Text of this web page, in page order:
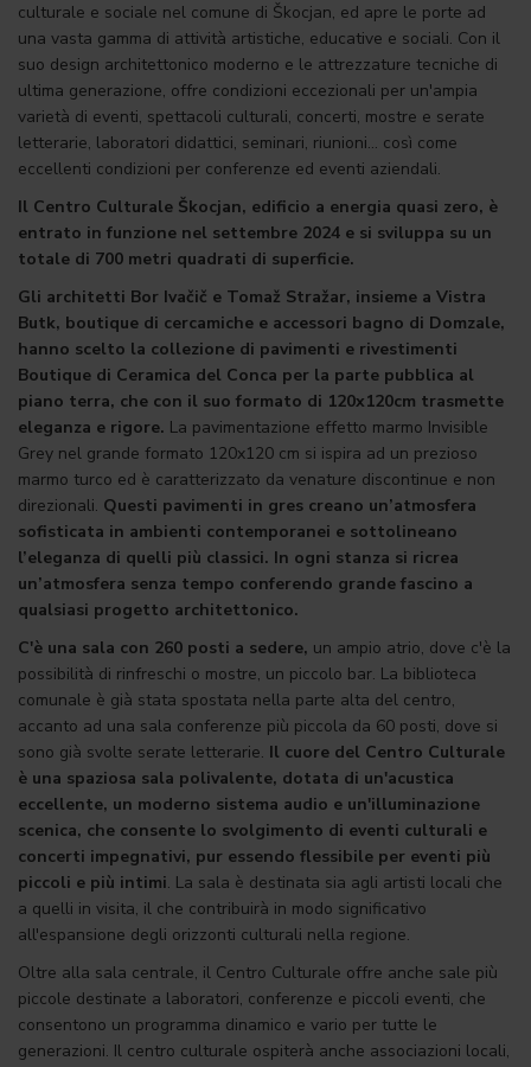
culturale e sociale nel comune di Škocjan, ed apre le porte ad
una vasta gamma di attività artistiche, educative e sociali. Con il
suo design architettonico moderno e le attrezzature tecniche di
ultima generazione, offre condizioni eccezionali per un'ampia
varietà di eventi, spettacoli culturali, concerti, mostre e serate
letterarie, laboratori didattici, seminari, riunioni... così come
eccellenti condizioni per conferenze ed eventi aziendali.
Il Centro Culturale Škocjan, edificio a energia quasi zero, è
entrato in funzione nel settembre 2024 e si sviluppa su un
totale di 700 metri quadrati di superficie.
Gli architetti Bor Ivačič e Tomaž Stražar, insieme a Vistra
Butk, boutique di cercamiche e accessori bagno di Domzale,
hanno scelto la collezione di pavimenti e rivestimenti
Boutique di Ceramica del Conca per la parte pubblica al
piano terra, che con il suo formato di 120x120cm trasmette
eleganza e rigore. La pavimentazione effetto marmo Invisible
Grey nel grande formato 120x120 cm si ispira ad un prezioso
marmo turco ed è caratterizzato da venature discontinue e non
direzionali. Questi pavimenti in gres creano un’atmosfera
sofisticata in ambienti contemporanei e sottolineano
l’eleganza di quelli più classici. In ogni stanza si ricrea
un’atmosfera senza tempo conferendo grande fascino a
qualsiasi progetto architettonico.
C'è una sala con 260 posti a sedere, un ampio atrio, dove c'è la
possibilità di rinfreschi o mostre, un piccolo bar. La biblioteca
comunale è già stata spostata nella parte alta del centro,
accanto ad una sala conferenze più piccola da 60 posti, dove si
sono già svolte serate letterarie. Il cuore del Centro Culturale
è una spaziosa sala polivalente, dotata di un'acustica
eccellente, un moderno sistema audio e un'illuminazione
scenica, che consente lo svolgimento di eventi culturali e
concerti impegnativi, pur essendo flessibile per eventi più
piccoli e più intimi. La sala è destinata sia agli artisti locali che
a quelli in visita, il che contribuirà in modo significativo
all'espansione degli orizzonti culturali nella regione.
Oltre alla sala centrale, il Centro Culturale offre anche sale più
piccole destinate a laboratori, conferenze e piccoli eventi, che
consentono un programma dinamico e vario per tutte le
generazioni. Il centro culturale ospiterà anche associazioni locali,